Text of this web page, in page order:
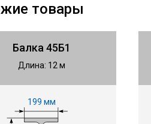
товары
Балка 45Б1
Длина: 12 м
199 мм